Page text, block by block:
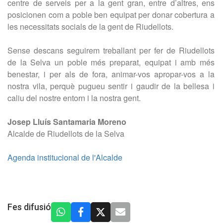
centre de serveis per a la gent gran, entre d’altres, ens
posicionen com a poble ben equipat per donar cobertura a
les necessitats socials de la gent de Riudellots.
Sense descans seguirem treballant per fer de Riudellots
de la Selva un poble més preparat, equipat i amb més
benestar, i per als de fora, animar-vos apropar-vos a la
nostra vila, perquè pugueu sentir i gaudir de la bellesa i
caliu del nostre entorn i la nostra gent.
Josep Lluís Santamaria Moreno
Alcalde de Riudellots de la Selva
Agenda institucional de l'Alcalde
Fes difusió